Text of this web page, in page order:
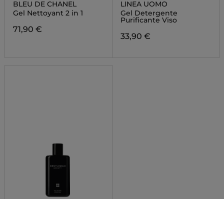
BLEU DE CHANEL
Gel Nettoyant 2 in 1
71,90 €
LINEA UOMO
Gel Detergente
Purificante Viso
33,90 €